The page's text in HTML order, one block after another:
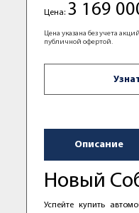
Цена: 3 169
Цена указана без учета
публичной офертой.
Описание
Новый
Успейте купить